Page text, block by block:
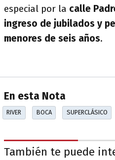
especial por la calle
ingreso de jubilados y
menores de seis años.
En esta Nota
RIVER BOCA SUPERCLÁSICO
También te puede